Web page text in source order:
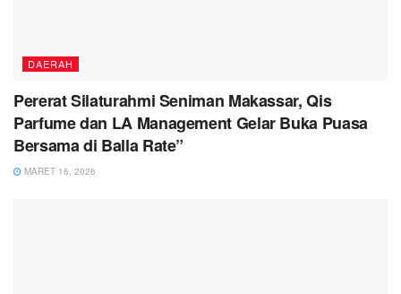
DAERAH
Pererat Silaturahmi Seniman Makassar, Qis
Parfume dan LA Management Gelar Buka Puasa
Bersama di Balla Rate”
MARET 16, 2026